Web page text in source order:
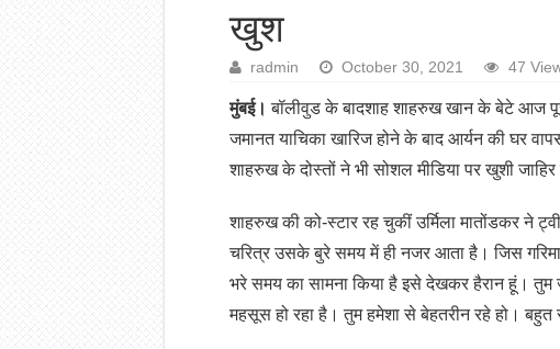
खुश
radmin October 30, 2021 47
मुंबई। बॉलीवुड के बादशाह शाहरुख खान के बेटे आज
जमानत याचिका खारिज होने के बाद आर्यन की घर
शाहरुख के दोस्तों ने भी सोशल मीडिया पर खुशी जाहिर
शाहरुख की को-स्टार रह चुकीं उर्मिला मातोंडकर ने
चरित्र उसके बुरे समय में ही नजर आता है। जिस
भरे समय का सामना किया है इसे देखकर हैरान हूं। तुम
महसूस हो रहा है। तुम हमेशा से बेहतरीन रहे हो। बहुत